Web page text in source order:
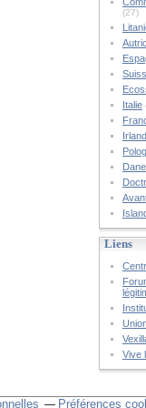
(27)
Italie
Liens
Vive
Préférences